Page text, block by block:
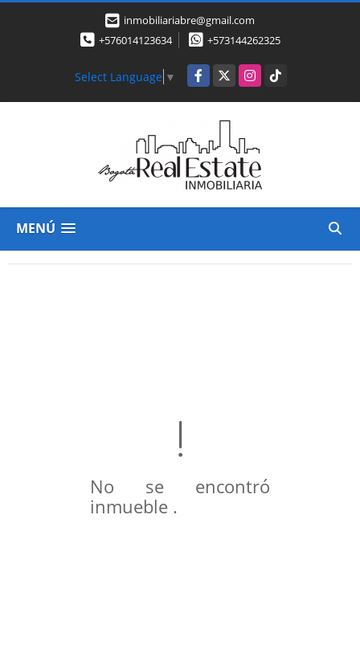
inmobiliariabre@gmail.com
+576014123634
+573144262325
Select Language ▼ Facebook
X Instagram
TikTok
MENÚ
No se encontró
inmueble .